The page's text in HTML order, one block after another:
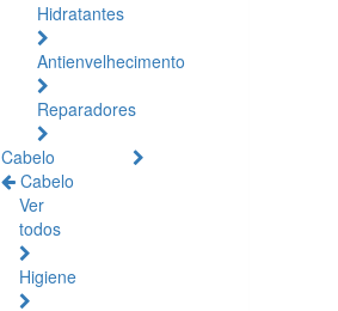
Hidratantes
Antienvelhecimento
Reparadores
Cabelo
Cabelo
Ver
todos
Higiene